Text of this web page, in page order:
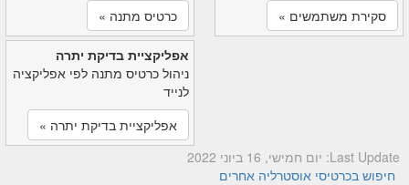
כרטיס מתנה »
סקירת משתמשים »
אפליקציית בדיקת יתרה
ניהול כרטיס מתנה לפי אפליקציה
לנייד
אפליקציית בדיקת יתרה »
Last Update: יום חמישי, 16 ביוני 2022
חיפוש בכרטיסי אוסטרליה אחרים